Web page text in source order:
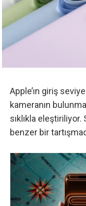
Apple’ın giriş
kameranın
sıklıkla eleştiriliyor.
benzer bir